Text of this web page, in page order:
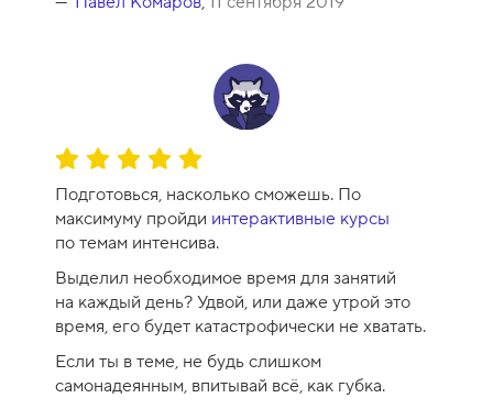
1
0
О
ц
е
н
к
а
к
у
р
Подготовься, насколько сможешь. По
максимуму пройди интерактивные курсы
по темам интенсива.
Выделил необходимое время для занятий
на каждый день? Удвой, или даже утрой это
время, его будет катастрофически не хватать.
Если ты в теме, не будь слишком
самонадеянным, впитывай всё, как губка.